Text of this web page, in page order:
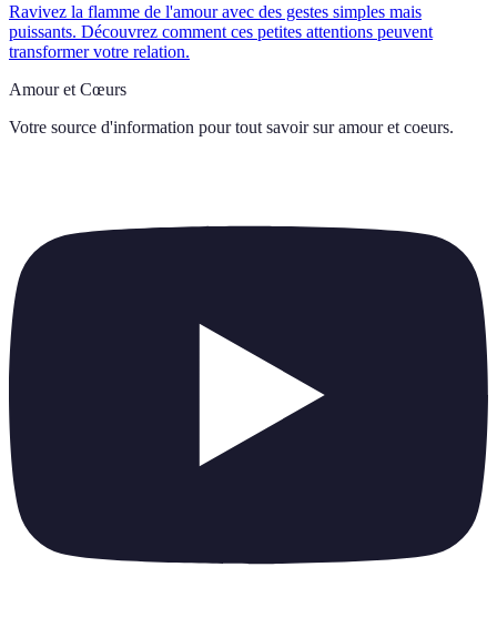
Ravivez la flamme de l'amour avec des gestes simples mais
puissants. Découvrez comment ces petites attentions peuvent
transformer votre relation.
Amour et Cœurs
Votre source d'information pour tout savoir sur amour et coeurs.